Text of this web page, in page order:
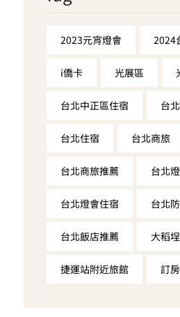
2023元宵燈會 2024
i僑卡 光展區
台北中正區住宿 台
台北住宿 台北商旅
台北商旅推薦 台北
台北燈會住宿 台北
台北飯店推薦 大稻
捷運站附近旅館 訂